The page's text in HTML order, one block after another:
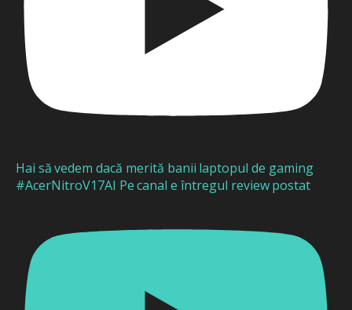
Hai să vedem dacă merită banii laptopul de gaming
#AcerNitroV17AI Pe canal e întregul review postat